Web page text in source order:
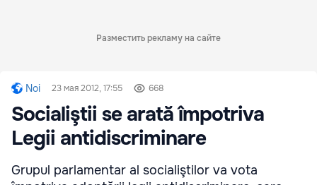
Разместить рекламу на сайте
Noi 23 мая 2012, 17:55 668
Socialiştii se arată împotriva
Legii antidiscriminare
Grupul parlamentar al socialiştilor va vota